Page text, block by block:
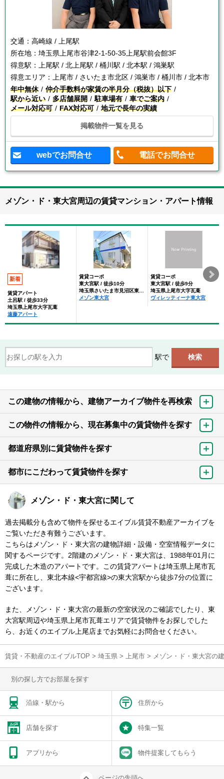
交通： 高崎線 / 上尾駅
所在地： 埼玉県上尾市谷津2-1-50-35上尾駅前会館3F
得意駅：
上尾駅 / 北上尾駅 / 桶川駅 / 北本駅 / 鴻巣駅
得意エリア：
上尾市 / さいたま市北区 / 鴻巣市 / 桶川市 / 北本市
年中無休
仲介手数料が家賃の半月分（税抜）以下
駅から近い
多店舗展開 駐車場有
車でご案内
メール対応可
FAX対応可 地元で長年の実績
掲載物件一覧を見る
webでお問合せ 電話でお問合せ
メゾン・ド・東大宮周辺の賃貸マンション・アパート情報
新着
賃貸アパート
土呂駅 / 徒歩33分
埼玉県上尾市大字瓦葺
遠藤アパート
賃貸コーポ
東大宮駅 / 徒歩10分
メゾン東大宮
賃貸コーポ
東大宮駅 / 徒歩9分
埼玉県上尾市大字瓦葺
ヴィレッティーナ東大宮
駅で
この建物の情報から、建物アーカイブ物件を再検索
この物件の情報から、現在募集中の賃貸物件を探す
都道府県別に賃貸物件を探す
都市にこだわって賃貸物件を探す
メゾン・ド・東大宮に関して
過去掲載分も含めて物件を探せるエイブル賃貸不動産アーカイブを
ご覧いただき有難うございます。
こちらはメゾン・ド・東大宮の建物詳細・設備・空室情報データに
関するページです。2階建のメゾン・ド・東大宮は、1988年01月に
完成した木造のアパートです。この賃貸アパートは埼玉県上尾市瓦
葺に所在し、東北本線<宇都宮線>の東大宮駅から徒歩7分の位置に
ございます。
また、メゾン・ド・東大宮の最新の空室状況のご確認でしたり、東
大宮駅周辺や埼玉県上尾市瓦葺エリアで賃貸物件をお探しでした
ら、お近くのエイブル上尾店までお気軽にお問合せください。
賃貸・不動産のエイブルTOP > 埼玉県 > 上尾市 > メゾン・ド・東大宮の
別の探し方でお部屋を探す
沿線・駅から 住所から
店舗を探す 特集一覧
アプリから 物件提案してもらう